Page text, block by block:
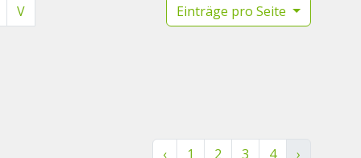
V
Einträge pro Seite
‹ 1 2 3 4 ›